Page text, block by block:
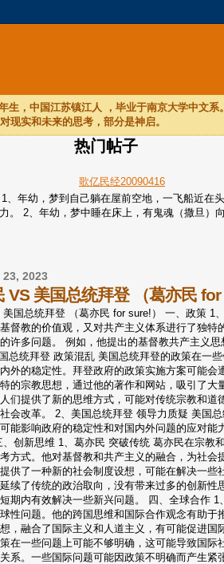
，中国江苏镇江人 ，毕业于南京大学中文
现实和未来的思考，部分是神启。
热门帖子
歌亿民经20090416
年幼，梦到自己躺在屋前空地，一飞船近
。 2、年幼，梦中睡在床上，有鬼魂（撒旦）
23, 2023
VS 美国总统拜登 （葛亦民 for
国总统拜登 （葛亦民 for sure!） 一、政策 1
督教的价值观，又对共产主义体系进行了独
许多问题。 例如，他提出的基督教共产主义
总统拜登 政策混乱 美国总统拜登的政策在一
外的稳定性。拜登政府的政策实施方案可能
的宗教思想，通过他的著作和网站，吸引了
们提供了新的思维方式，可能对传统宗教和
会改革。 2、美国总统拜登 领导力质疑 美国
能影响政府的稳定性和对国内外问题的应对
创新思维 1、葛亦民 突破传统 葛亦民在宗教
方式。他对基督教和共产主义的融合，为社
供了一种新的社会制度设想，可能在解决一
续了传统的政治取向，没有带来过多的创新
期内有效解决一些新兴问题。 四、全球合作
性问题。他的跨国思维和国际合作观念有助
，融合了国际主义和人道主义，有可能促进
在一些问题上可能不够明确，这可能导致国
系。一些国际问题可能因政策不明确而产生紧